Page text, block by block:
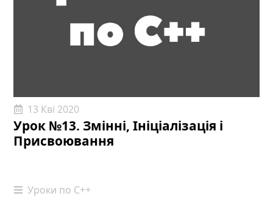
Урок №13. Змінні, Ініціалізація і
Присвоювання
13 Кві 2020
Уроки по С++